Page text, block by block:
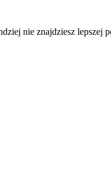
nie znajdziesz